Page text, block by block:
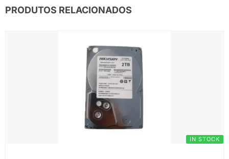
PRODUTOS RELACIONADOS
IN STOCK